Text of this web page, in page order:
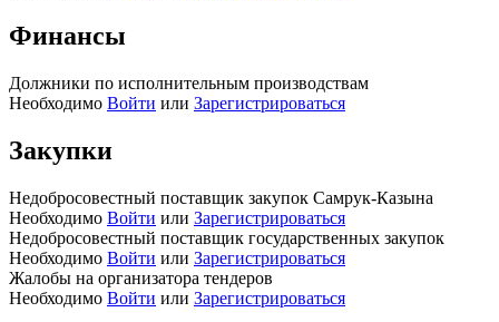
Финансы
Должники по исполнительным производствам
Необходимо Войти или Зарегистрироваться
Закупки
Недобросовестный поставщик закупок Самрук-Казына
Необходимо Войти или Зарегистрироваться
Недобросовестный поставщик государственных закупок
Необходимо Войти или Зарегистрироваться
Жалобы на организатора тендеров
Необходимо Войти или Зарегистрироваться